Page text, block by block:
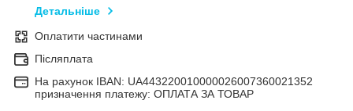
Детальніше
Оплатити частинами
Післяплата
На рахунок IBAN: UA443220010000026007360021352
призначення платежу: ОПЛАТА ЗА ТОВАР